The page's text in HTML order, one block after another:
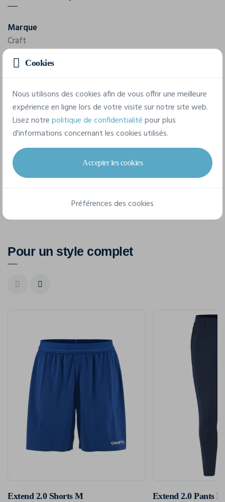
Marque
Craft
Référence
C17406
7 tailles disponibles
XXS XS S M L XL
XXL
Pour un style complet
Extend 2.0 Shorts M Extend 2.0 Pants M
Cookies
Nous utilisons des cookies afin de vous offrir une meilleure
expérience en ligne lors de votre visite sur notre site web.
Lisez notrepolitique de confidentialitépour plus
d'informations concernant les cookies utilisés.
Accepter les cookies
Préférences des cookies